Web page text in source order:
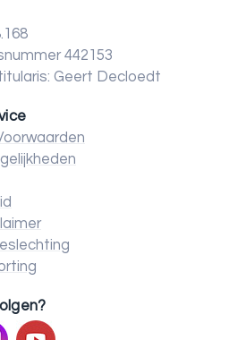
442153
Geert Decloedt